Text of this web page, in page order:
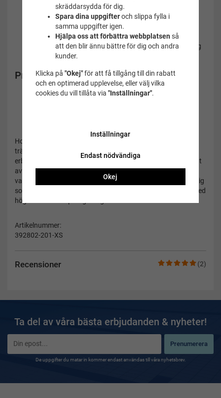
Recensioner (2)
Snabbtorkande och fukttransporterande material
Håller dig sval och torr under träning
Lätt och bekväm passform
Vita sömmar för en sportig design
Perfekt för simträning, gym, löpning och annan träning
Stilren röd färg med Speedo-logga
Produktinformation
Material:100 % polyester
Hos
träningskläder av hög kvalitet för simning och träning. Vi
erbjuder stort lager, snabba leveranser och ett brett sortiment
av simutrustning och funktionskläder från världsledande
varumärken. Speedo Veeti T-shirt Röd är ett utmärkt val för dig
som söker en lätt, ventilerande och bekväm funktionströja med
hög kvalitet och sportig design.
Artikelnummer:
392802-201-XS
Ta del av våra bästa erbjudanden & nyheter!
Prenumerera
De uppgifter du matar in kommer endast användas till våra nyhetsbrev.
skräddarsydda för dig.
Spara dina uppgifteroch slippa fylla i
samma uppgifter igen.
Hjälpa oss att förbättra webbplatsen så
att den blir ännu bättre för dig och andra
kunder.
Klicka på "Okej"för att få tillgång till din rabatt
och en optimerad upplevelse, eller välj vilka
cookies du vill tillåta via "Inställningar".
Inställningar
Endast nödvändiga
Okej